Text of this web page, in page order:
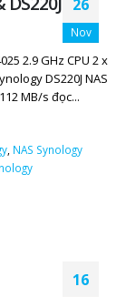
26
Nov
2.9 GHz CPU 2 x
DS220J NAS
MB/s đọc...
, NAS Synology
16